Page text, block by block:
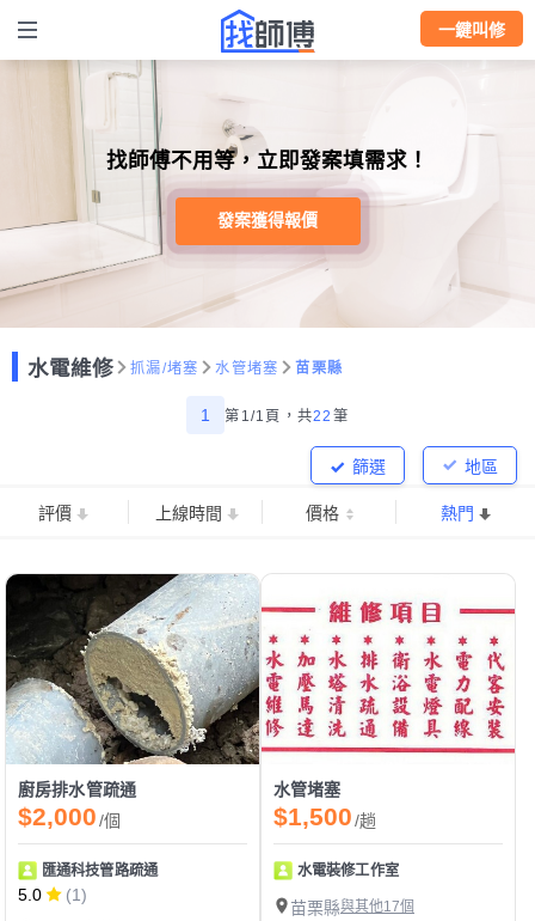
一鍵叫修
找師傅不用等，立即發案填需求！
發案獲得報價
水電維修 抓漏/堵塞 水管堵塞 苗栗縣
1 第1/1頁， 共22 筆
地區
篩選
評價 上線時間 價格 熱門
廚房排水管疏通
$2,000/個
匯通科技管路疏通
5.0
(1)
水管堵塞
$1,500/趟
水電裝修工作室
苗栗縣與其他17個